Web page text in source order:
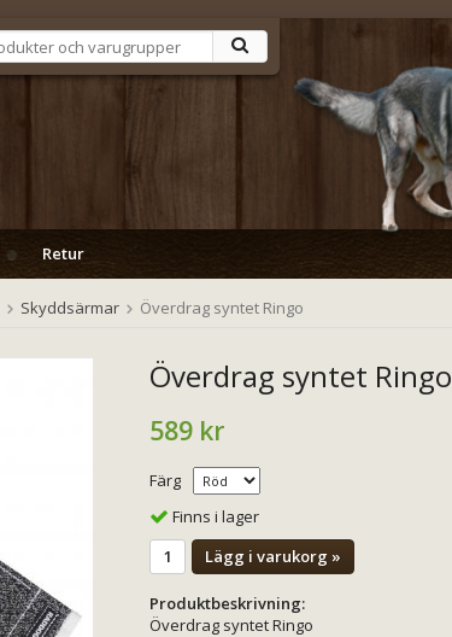
Retur
Skyddsärmar Överdrag syntet Ringo
Överdrag syntet Ringo
589 kr
Färg
Finns i lager
Lägg i varukorg »
Produktbeskrivning:
Överdrag syntet Ringo